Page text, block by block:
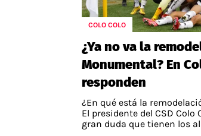
COLO COLO
¿Ya no va la
Monumental? En
responden
¿En qué está la
El presidente del CSD Colo
gran duda que tienen los